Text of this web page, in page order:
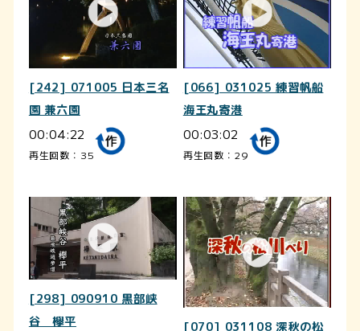
[242] 071005 日本三名
園 兼六園
00:04:22
再生回数：35
[066] 031025 練習帆船
海王丸寄港
00:03:02
再生回数：29
[298] 090910 黒部峡
谷 欅平
[070] 031108 深秋の松